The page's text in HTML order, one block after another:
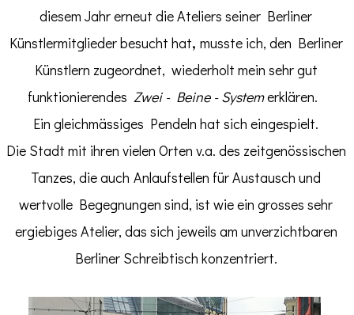
diesem Jahr erneut die Ateliers seiner Berliner
Künstlermitglieder besucht hat, musste ich, den Berliner
Künstlern zugeordnet, wiederholt mein sehr gut
funktionierendes Zwei - Beine - Systemerklären.
Ein gleichmässiges Pendeln hat sich eingespielt.
Die Stadt mit ihren vielen Orten v.a. des zeitgenössischen
Tanzes, die auch Anlaufstellen für Austausch und
wertvolle Begegnungen sind, ist wie ein grosses sehr
ergiebiges Atelier, das sich jeweils am unverzichtbaren
Berliner Schreibtisch konzentriert.